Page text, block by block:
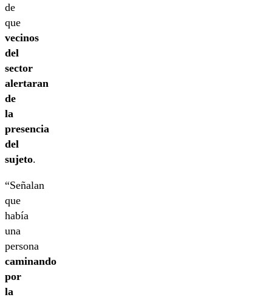
de
que
vecinos
del
sector
alertaran
de
la
presencia
del
sujeto.
“Señalan
que
había
una
persona
caminando
por
la